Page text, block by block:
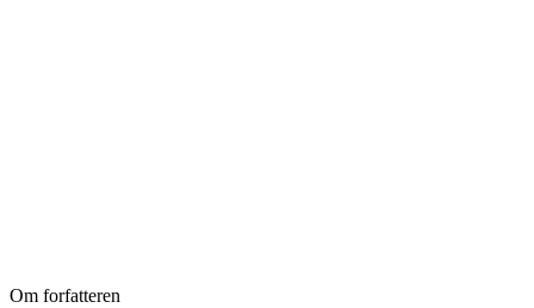
Om forfatteren